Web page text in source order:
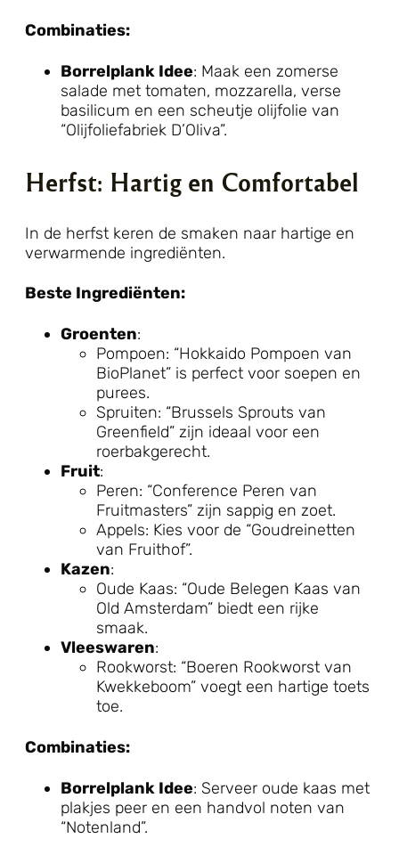
Combinaties:
Borrelplank Idee: Maak een zomerse
salade met tomaten, mozzarella, verse
basilicum en een scheutje olijfolie van
“Olijfoliefabriek D’Oliva”.
Herfst: Hartig en Comfortabel
In de herfst keren de smaken naar hartige en
verwarmende ingrediënten.
Beste Ingrediënten:
Groenten:
Pompoen: “Hokkaido Pompoen van
BioPlanet” is perfect voor soepen en
purees.
Spruiten: “Brussels Sprouts van
Greenfield” zijn ideaal voor een
roerbakgerecht.
Fruit:
Peren: “Conference Peren van
Fruitmasters” zijn sappig en zoet.
Appels: Kies voor de “Goudreinetten
van Fruithof”.
Kazen:
Oude Kaas: “Oude Belegen Kaas van
Old Amsterdam” biedt een rijke
smaak.
Vleeswaren:
Rookworst: “Boeren Rookworst van
Kwekkeboom” voegt een hartige toets
toe.
Combinaties:
Borrelplank Idee: Serveer oude kaas met
plakjes peer en een handvol noten van
“Notenland”.